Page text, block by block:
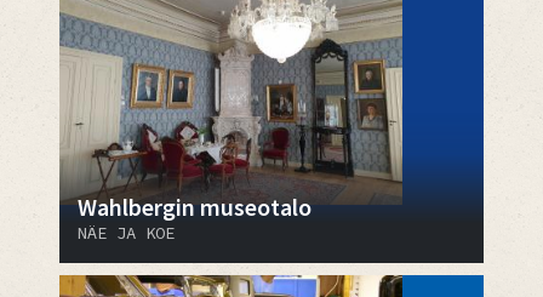
Wahlbergin museotalo
NÄE JA KOE